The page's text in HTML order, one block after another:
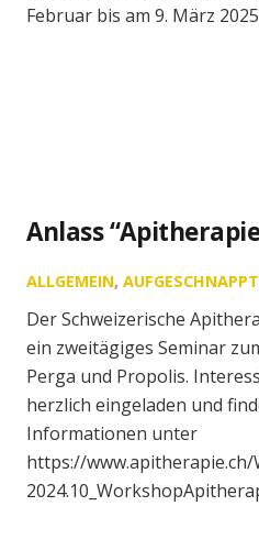
Februar bis am 9. März
Anlass
ALLGEMEIN, AUFGESCHNAPPT
Der Schweizerische
ein zweitägiges Seminar
Perga und Propolis.
herzlich eingeladen und
Informationen unter
https://